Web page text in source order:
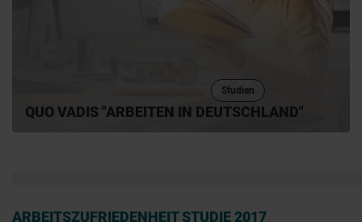
Studien
QUO VADIS "ARBEITEN IN DEUTSCHLAND"
ARBEITSZUFRIEDENHEIT STUDIE 2017